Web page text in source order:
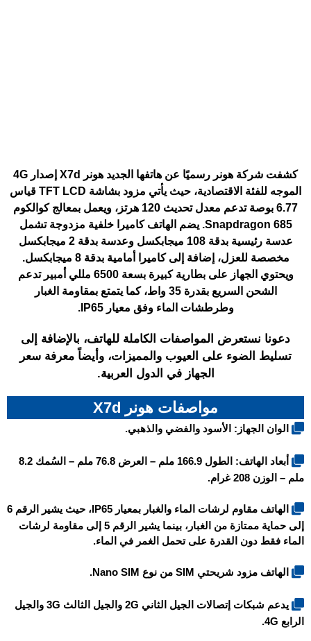
كشفت شركة هونر رسميًا عن هاتفها الجديد هونر X7d إصدار 4G
الموجه للفئة الاقتصادية، حيث يأتي مزود بشاشة TFT LCD قياس
6.77 بوصة تدعم معدل تحديث 120 هرتز، ويعمل بمعالج كوالكوم
Snapdragon 685. يضم الهاتف كاميرا خلفية مزدوجة تشمل
عدسة رئيسية بدقة 108 ميجابكسل وعدسة بدقة 2 ميجابكسل
مخصصة للعزل، إضافة إلى كاميرا أمامية بدقة 8 ميجابكسل.
ويحتوي الجهاز على بطارية كبيرة بسعة 6500 مللي أمبير تدعم
الشحن السريع بقدرة 35 واط، كما يتمتع بمقاومة الغبار
وطرطشات الماء وفق معيار IP65.
دعونا نستعرض المواصفات الكاملة للهاتف، بالإضافة إلى
تسليط الضوء على العيوب والمميزات، وأيضاً معرفة سعر
الجهاز في الدول العربية.
مواصفات هونر X7d
الوان الجهاز: الأسود والفضي والذهبي.
أبعاد الهاتف: الطول 166.9 ملم – العرض 76.8 ملم – السُمك 8.2
ملم – الوزن 208 غرام.
الهاتف مقاوم لرشات الماء والغبار بمعيار IP65، حيث يشير الرقم 6
إلى حماية ممتازة من الغبار، بينما يشير الرقم 5 إلى مقاومة لرشات
الماء فقط دون القدرة على تحمل الغمر في الماء.
الهاتف مزود شريحتي SIM من نوع Nano SIM.
يدعم شبكات إتصالات الجيل الثاني 2G والجيل الثالث 3G والجيل
الرابع 4G.